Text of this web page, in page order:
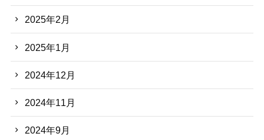
2025年2月
2025年1月
2024年12月
2024年11月
2024年9月